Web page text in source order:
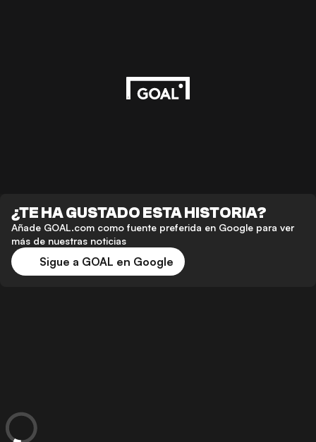
¿TE HA GUSTADO ESTA HISTORIA?
Añade GOAL.com como fuente preferida en Google para ver
más de nuestras noticias
Sigue a GOAL en Google